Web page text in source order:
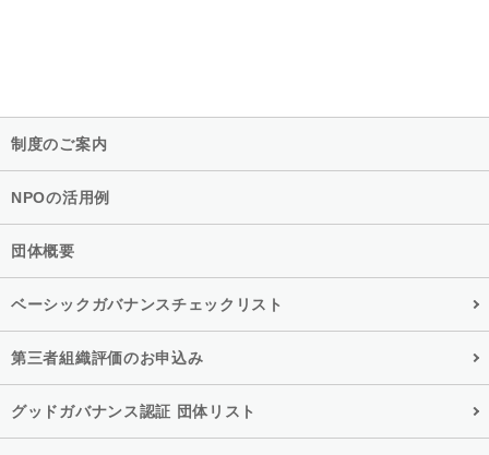
制度のご案内
NPOの活用例
団体概要
ベーシックガバナンスチェックリスト
第三者組織評価のお申込み
グッドガバナンス認証 団体リスト